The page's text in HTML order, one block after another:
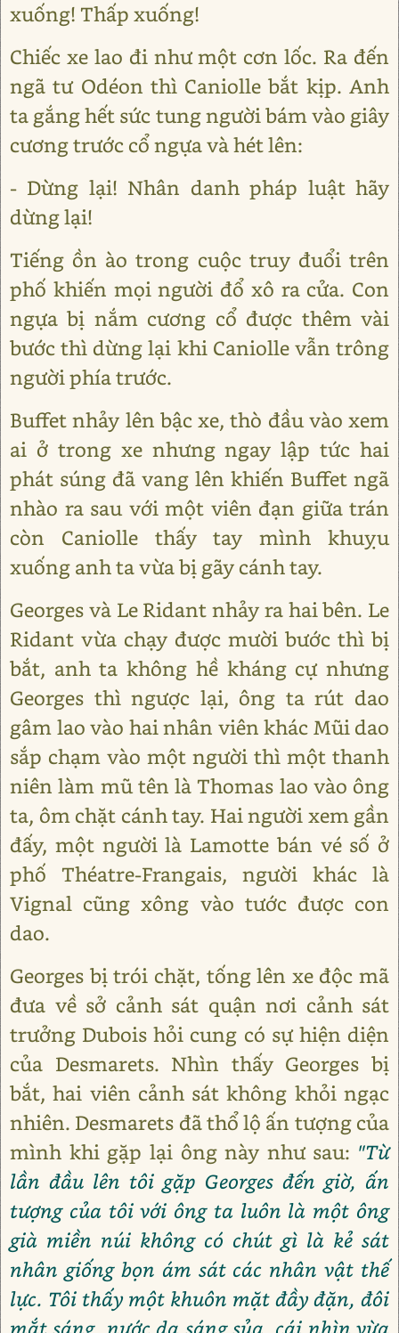
xuống! Thấp xuống!
Chiếc xe lao đi như một cơn lốc. Ra đến
ngã tư Odéon thì Caniolle bắt kịp. Anh
ta gắng hết sức tung người bám vào giây
cương trước cổ ngựa và hét lên:
- Dừng lại! Nhân danh pháp luật hãy
dừng lại!
Tiếng ồn ào trong cuộc truy đuổi trên
phố khiến mọi người đổ xô ra cửa. Con
ngựa bị nắm cương cổ được thêm vài
bước thì dừng lại khi Caniolle vẫn trông
người phía trước.
Buffet nhảy lên bậc xe, thò đầu vào xem
ai ở trong xe nhưng ngay lập tức hai
phát súng đã vang lên khiến Buffet ngã
nhào ra sau với một viên đạn giữa trán
còn Caniolle thấy tay mình khuỵu
xuống anh ta vừa bị gãy cánh tay.
Georges và Le Ridant nhảy ra hai bên. Le
Ridant vừa chạy được mười bước thì bị
bắt, anh ta không hề kháng cự nhưng
Georges thì ngược lại, ông ta rút dao
gâm lao vào hai nhân viên khác Mũi dao
sắp chạm vào một người thì một thanh
niên làm mũ tên là Thomas lao vào ông
ta, ôm chặt cánh tay. Hai người xem gần
đấy, một người là Lamotte bán vé số ở
phố Théatre-Frangais, người khác là
Vignal cũng xông vào tước được con
dao.
Georges bị trói chặt, tống lên xe độc mã
đưa về sở cảnh sát quận nơi cảnh sát
trưởng Dubois hỏi cung có sự hiện diện
của Desmarets. Nhìn thấy Georges bị
bắt, hai viên cảnh sát không khỏi ngạc
nhiên. Desmarets đã thổ lộ ấn tượng của
mình khi gặp lại ông này như sau: "Từ
lần đầu lên tôi gặp Georges đến giờ, ấn
tượng của tôi với ông ta luôn là một ông
già miền núi không có chút gì là kẻ sát
nhân giống bọn ám sát các nhân vật thế
lực. Tôi thấy một khuôn mặt đầy đặn, đôi